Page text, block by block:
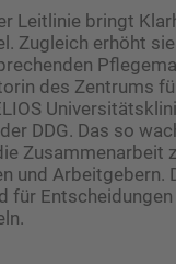
Leitlinie bringt
Zugleich erhöht
des Zentrums
DDG. Das so
Zusammenarbeit
und Arbeitgebern.
für